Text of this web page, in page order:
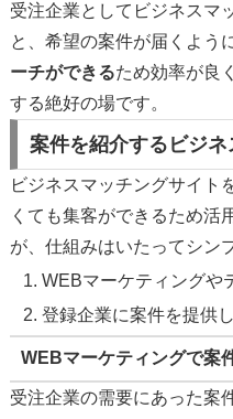
受注企業としてビジネスマ
と、希望の案件が届くよう
ーチができるため効率が良
する絶好の場です。
案件を紹介するビジ
ビジネスマッチングサイト
くても集客ができるため活
が、仕組みはいたってシン
WEBマーケティングや
登録企業に案件を提供
WEBマーケティングで案
受注企業の需要にあった案